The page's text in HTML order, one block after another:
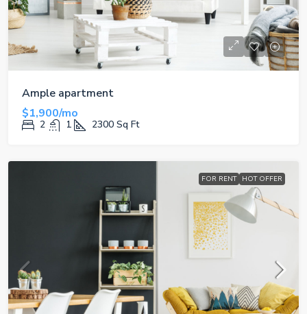
Ample apartment
$1,900/mo
2 1 2300 Sq Ft
FOR RENT HOT OFFER